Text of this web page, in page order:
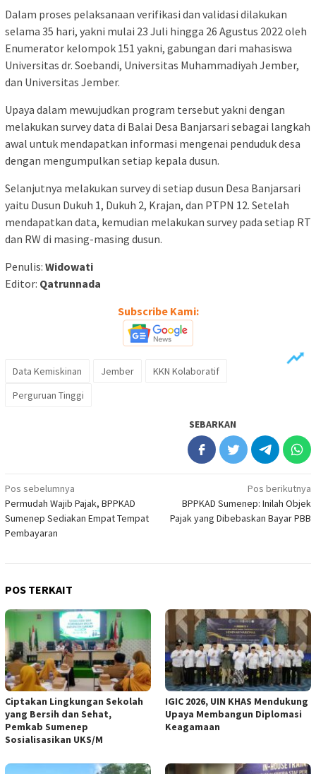
Dalam proses pelaksanaan verifikasi dan validasi dilakukan
selama 35 hari, yakni mulai 23 Juli hingga 26 Agustus 2022 oleh
Enumerator kelompok 151 yakni, gabungan dari mahasiswa
Universitas dr. Soebandi, Universitas Muhammadiyah Jember,
dan Universitas Jember.
Upaya dalam mewujudkan program tersebut yakni dengan
melakukan survey data di Balai Desa Banjarsari sebagai langkah
awal untuk mendapatkan informasi mengenai penduduk desa
dengan mengumpulkan setiap kepala dusun.
Selanjutnya melakukan survey di setiap dusun Desa Banjarsari
yaitu Dusun Dukuh 1, Dukuh 2, Krajan, dan PTPN 12. Setelah
mendapatkan data, kemudian melakukan survey pada setiap RT
dan RW di masing-masing dusun.
Penulis: Widowati
Editor: Qatrunnada
Subscribe Kami:
Data Kemiskinan Jember
KKN Kolaboratif
Perguruan Tinggi
SEBARKAN
Navigasi
pos
Pos sebelumnya
Permudah Wajib Pajak, BPPKAD
Sumenep Sediakan Empat Tempat
Pembayaran
Pos berikutnya
BPPKAD Sumenep: Inilah Objek
Pajak yang Dibebaskan Bayar PBB
POS TERKAIT
Ciptakan Lingkungan Sekolah
yang Bersih dan Sehat,
Pemkab Sumenep
Sosialisasikan UKS/M
IGIC 2026, UIN KHAS Mendukung
Upaya Membangun Diplomasi
Keagamaan